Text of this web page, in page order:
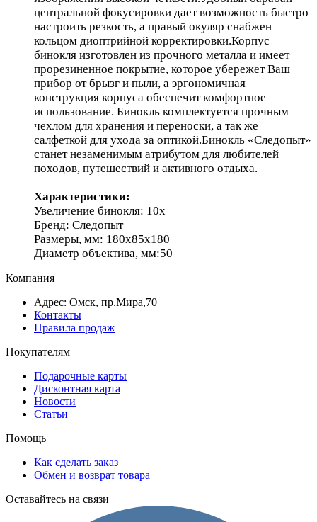
центральной фокусировки дает возможность быстро
настроить резкость, а правый окуляр снабжен
кольцом диоптрийной корректировки.Корпус
бинокля изготовлен из прочного металла и имеет
прорезиненное покрытие, которое убережет Ваш
прибор от брызг и пыли, а эргономичная
конструкция корпуса обеспечит комфортное
использование. Бинокль комплектуется прочным
чехлом для хранения и переноски, а так же
салфеткой для ухода за оптикой.Бинокль «Следопыт»
станет незаменимым атрибутом для любителей
походов, путешествий и активного отдыха.
Характеристики:
Увеличение бинокля: 10x
Бренд: Следопыт
Размеры, мм: 180х85х180
Диаметр объектива, мм:50
Компания
Адрес: Омск, пр.Мира,70
Контакты
Правила продаж
Покупателям
Подарочные карты
Дисконтная карта
Новости
Статьи
Помощь
Как сделать заказ
Обмен и возврат товара
Оставайтесь на связи